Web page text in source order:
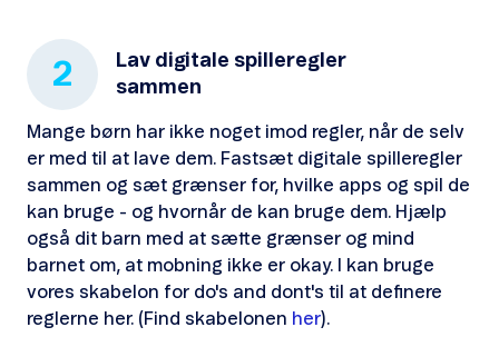
2
Lav digitale spilleregler
sammen
Mange børn har ikke noget imod regler, når de selv
er med til at lave dem. Fastsæt digitale spilleregler
sammen og sæt grænser for, hvilke apps og spil de
kan bruge - og hvornår de kan bruge dem. Hjælp
også dit barn med at sætte grænser og mind
barnet om, at mobning ikke er okay. I kan bruge
vores skabelon for do's and dont's til at definere
reglerne her. (Find skabelonen her).